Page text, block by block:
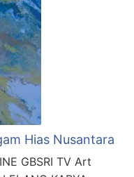
Hias Nusantara
GBSRI TV Art